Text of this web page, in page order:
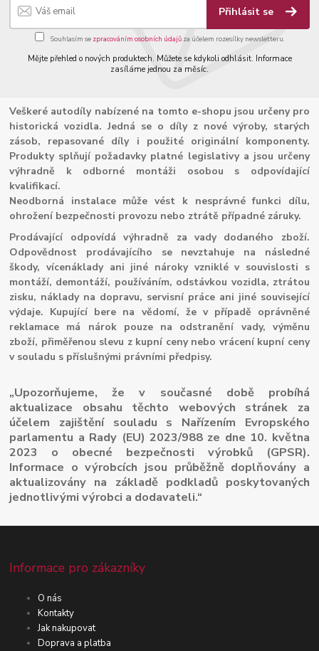
Přihlásit se
Souhlasím se zpracováním osobních údajůza účelem rozesílky newsletteru.
Mějte přehled o nových produktech. Můžete se kdykoli odhlásit. Informace
zasíláme jednou za měsíc.
Veškeré autodíly nabízené na tomto e-shopu jsou určeny pro
historická vozidla. Jedná se o díly z nové výroby, starých
zásob, repasované díly i použité originální komponenty.
Produkty splňují požadavky platné legislativy a jsou určeny
výhradně k odborné montáži osobou s odpovídající
kvalifikací.
Neodborná instalace může vést k nesprávné funkci dílu,
ohrožení bezpečnosti provozu nebo ztrátě případné záruky.
Prodávající odpovídá výhradně za vady dodaného zboží.
Odpovědnost prodávajícího se nevztahuje na následné
škody, vícenáklady ani jiné nároky vzniklé v souvislosti s
montáží, demontáží, používáním, odstávkou vozidla, ztrátou
zisku, náklady na dopravu, servisní práce ani jiné související
výdaje. Kupující bere na vědomí, že v případě oprávněné
reklamace má nárok pouze na odstranění vady, výměnu
zboží, přiměřenou slevu z kupní ceny nebo vrácení kupní ceny
v souladu s příslušnými právními předpisy.
„Upozorňujeme, že v současné době probíhá
aktualizace obsahu těchto webových stránek za
účelem zajištění souladu s Nařízením Evropského
parlamentu a Rady (EU) 2023/988 ze dne 10. května
2023 o obecné bezpečnosti výrobků (GPSR).
Informace o výrobcích jsou průběžně doplňovány a
aktualizovány na základě podkladů poskytovaných
jednotlivými výrobci a dodavateli.“
Informace pro zákazníky
O nás
Kontakty
Jak nakupovat
Doprava a platba